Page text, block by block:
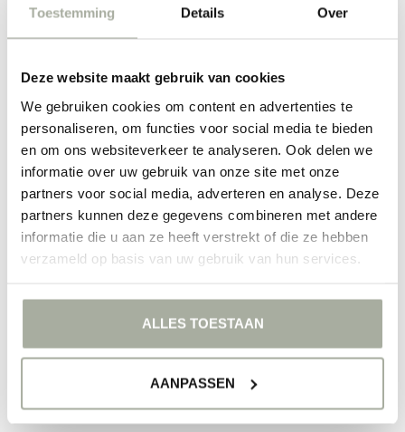
Toestemming Details Over
Deze website maakt gebruik van cookies
We gebruiken cookies om content en advertenties te
personaliseren, om functies voor social media te bieden
en om ons websiteverkeer te analyseren. Ook delen we
informatie over uw gebruik van onze site met onze
partners voor social media, adverteren en analyse. Deze
partners kunnen deze gegevens combineren met andere
informatie die u aan ze heeft verstrekt of die ze hebben
verzameld op basis van uw gebruik van hun services.
ALLES TOESTAAN
AANPASSEN
in sfeer en stijl.
Laat je verrassen door de natuurlijke schoonheid van
uitstraling. Of je nu een doorgewinterde bloemenliefhebber bent of
Florimo vind je alles wat je nodig hebt voor je bloemprojecten.
Neem een kijkje in onze brede selectie en ervaar zelf waarom
Leptospermum een favoriet is onder bloemisten en
bloemenliefhebbers! Wij helpen je graag met het creëren van een
adembenemend boeket dat je zelfvertrouwen inspireert en een
glimlach op elk gezicht tovert. Bestel vandaag nog je Leptospermum
bloemen bij Florimo en ontdek de wereld van kleurrijke creaties!
GEEN PRODUCTEN GEVONDEN!